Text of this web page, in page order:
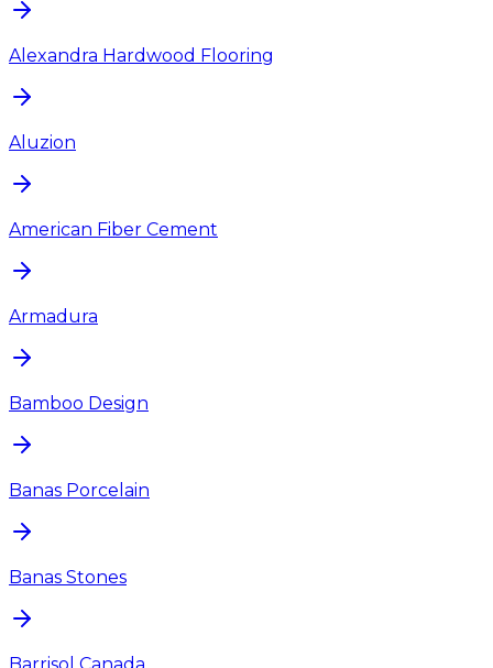
Alexandra Hardwood Flooring
Aluzion
American Fiber Cement
Armadura
Bamboo Design
Banas Porcelain
Banas Stones